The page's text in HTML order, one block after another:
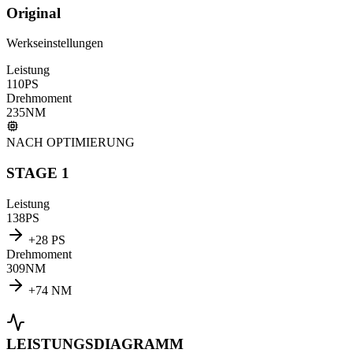
Original
Werkseinstellungen
Leistung
110PS
Drehmoment
235NM
NACH OPTIMIERUNG
STAGE 1
Leistung
138PS
+28 PS
Drehmoment
309NM
+74 NM
LEISTUNGSDIAGRAMM